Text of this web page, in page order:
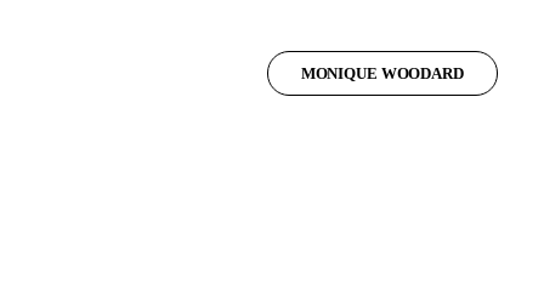
MONIQUE WOODARD